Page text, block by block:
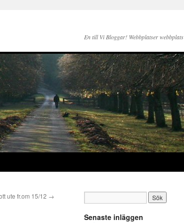
En till Vi Bloggar! Webbplatser webbplats
ute fr.om 15/12 →
Senaste inläggen